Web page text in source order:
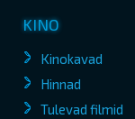
KINO
Kinokavad
Hinnad
Tulevad filmid